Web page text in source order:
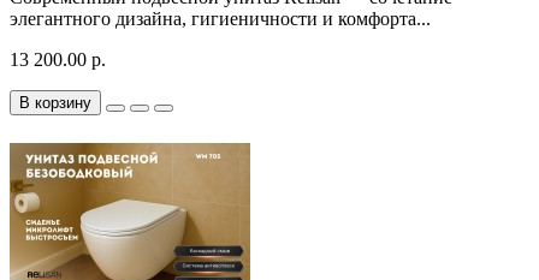
элегантного дизайна, гигиеничности и комфорта...
13 200.00 р.
В корзину